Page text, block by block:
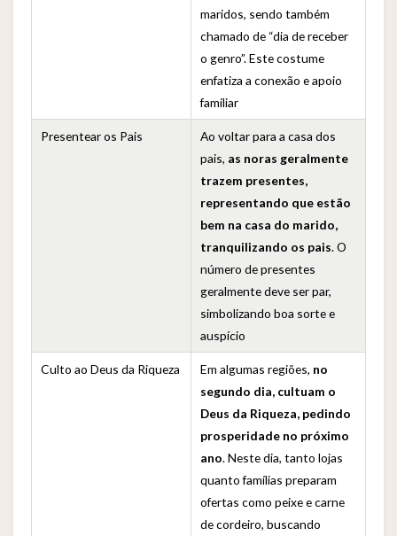
maridos, sendo também
chamado de “dia de receber
o genro”. Este costume
enfatiza a conexão e apoio
familiar
Presentear os Pais
Ao voltar para a casa dos
pais, as noras geralmente
trazem presentes,
representando que estão
bem na casa do marido,
tranquilizando os pais. O
número de presentes
geralmente deve ser par,
simbolizando boa sorte e
auspício
Culto ao Deus da Riqueza Em algumas regiões, no
segundo dia, cultuam o
Deus da Riqueza, pedindo
prosperidade no próximo
ano. Neste dia, tanto lojas
quanto famílias preparam
ofertas como peixe e carne
de cordeiro, buscando